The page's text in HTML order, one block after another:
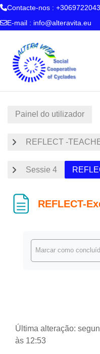
Contacte-nos :
E-mail : info@alteravita.eu
Painel do utilizador
REFLECT -
Sessie 4
REFLECT-
Marcar como
Última alteração:
às 12:53